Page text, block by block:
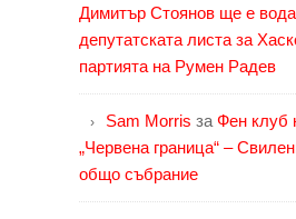
Димитър Стоянов ще е
депутатската листа за
партията на Румен Радев
Sam Morris за Фен клуб
„Червена граница“ –
общо събрание